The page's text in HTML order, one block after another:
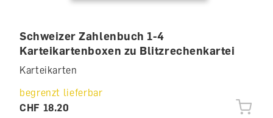
Schweizer Zahlenbuch 1-4
Karteikartenboxen zu Blitzrechenkartei
Karteikarten
begrenzt lieferbar
CHF 18.20